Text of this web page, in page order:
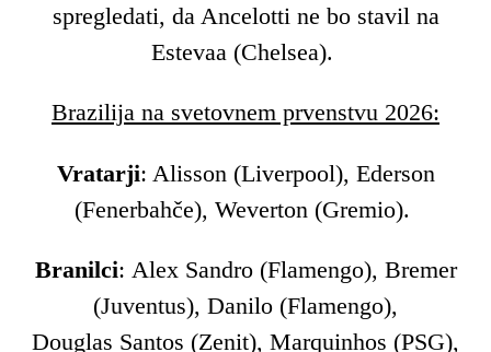
spregledati, da Ancelotti ne bo stavil na
Estevaa (Chelsea).
Brazilija na svetovnem prvenstvu 2026:
Vratarji: Alisson (Liverpool), Ederson
(Fenerbahče), Weverton (Gremio).
Branilci: Alex Sandro (Flamengo), Bremer
(Juventus), Danilo (Flamengo),
Douglas Santos (Zenit), Marquinhos (PSG),